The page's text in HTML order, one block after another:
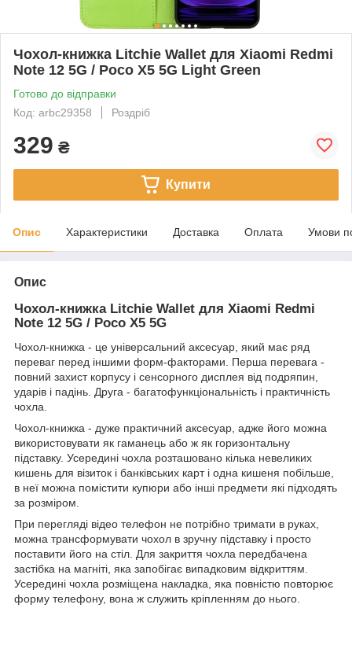
Чохол-книжка Litchie Wallet для Xiaomi Redmi
Note 12 5G / Poco X5 5G Light Green
Готово до відправки
Код: arbc29358
Роздріб
329 ₴
Купити
Опис Характеристики Доставка Оплата Умови
Опис
Чохол-книжка Litchie Wallet для Xiaomi Redmi
Note 12 5G / Poco X5 5G
Чохол-книжка - це універсальний аксесуар, який має ряд
переваг перед іншими форм-факторами. Перша перевага -
повний захист корпусу і сенсорного дисплея від подряпин,
ударів і падінь. Друга - багатофункціональність і практичність
чохла.
Чохол-книжка - дуже практичний аксесуар, адже його можна
використовувати як гаманець або ж як горизонтальну
підставку. Усередині чохла розташовано кілька невеликих
кишень для візиток і банківських карт і одна кишеня побільше,
в неї можна помістити купюри або інші предмети які підходять
за розміром.
При перегляді відео телефон не потрібно тримати в руках,
можна трансформувати чохол в зручну підставку і просто
поставити його на стіл. Для закриття чохла передбачена
застібка на магніті, яка запобігає випадковим відкриттям.
Усередині чохла розміщена накладка, яка повністю повторює
форму телефону, вона ж служить кріпленням до нього.